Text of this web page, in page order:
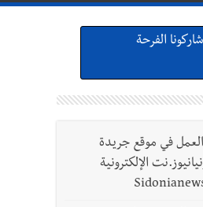
عن المحاور
في موقع جريدة
الإلكترونية